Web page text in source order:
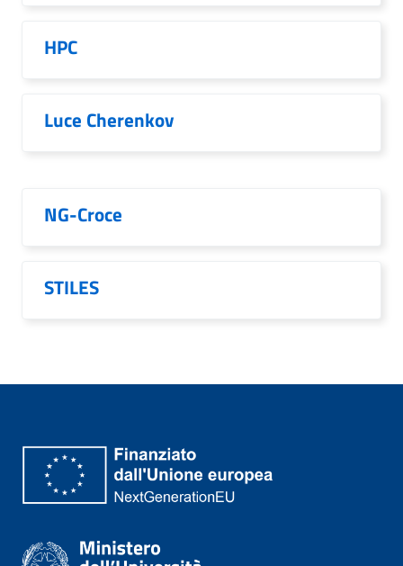
HPC
Luce Cherenkov
NG-Croce
STILES